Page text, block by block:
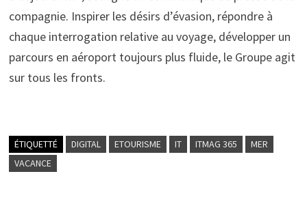
compagnie. Inspirer les désirs d’évasion, répondre à
chaque interrogation relative au voyage, développer un
parcours en aéroport toujours plus fluide, le Groupe agit
sur tous les fronts.
ÉTIQUETTÉ DIGITAL ETOURISME IT ITMAG 365
MER
VACANCE